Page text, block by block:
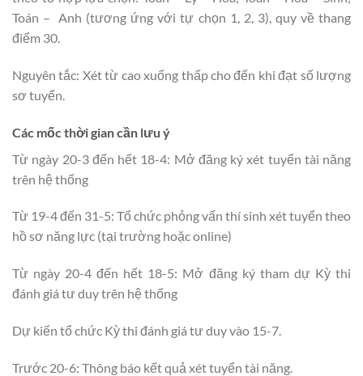
Toán – Anh (tương ứng với tự chọn 1, 2, 3), quy về thang
điểm 30.
Nguyên tắc: Xét từ cao xuống thấp cho đến khi đạt số lượng
sơ tuyển.
Các mốc thời gian cần lưu ý
Từ ngày 20-3 đến hết 18-4: Mở đăng ký xét tuyển tài năng
trên hệ thống
Từ 19-4 đến 31-5: Tổ chức phỏng vấn thí sinh xét tuyển theo
hồ sơ năng lực (tại trường hoặc online)
Từ ngày 20-4 đến hết 18-5: Mở đăng ký tham dự Kỳ thi
đánh giá tư duy trên hệ thống
Dự kiến tổ chức Kỳ thi đánh giá tư duy vào 15-7.
Trước 20-6: Thông báo kết quả xét tuyển tài năng.